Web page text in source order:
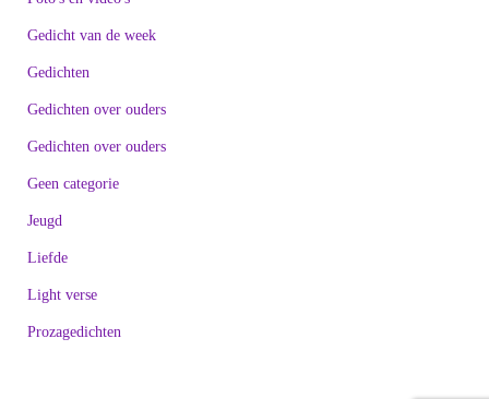
Gedicht van de week
Gedichten
Gedichten over ouders
Gedichten over ouders
Geen categorie
Jeugd
Liefde
Light verse
Prozagedichten